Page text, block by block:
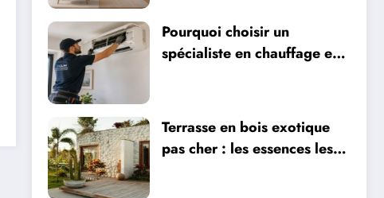
Pourquoi choisir un
spécialiste en chauffage et
Terrasse en bois exotique
pas cher : les essences les